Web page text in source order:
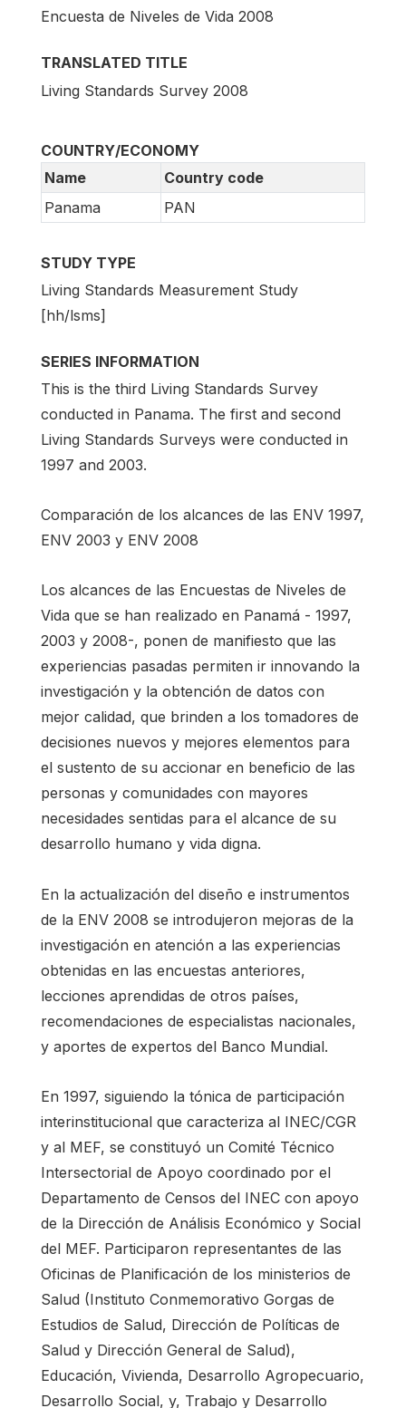
Encuesta de Niveles de Vida 2008
TRANSLATED TITLE
Living Standards Survey 2008
COUNTRY/ECONOMY
Name
Country code
Panama
PAN
STUDY TYPE
Living Standards Measurement Study
[hh/lsms]
SERIES INFORMATION
This is the third Living Standards Survey
conducted in Panama. The first and second
Living Standards Surveys were conducted in
1997 and 2003.
Comparación de los alcances de las ENV 1997,
ENV 2003 y ENV 2008
Los alcances de las Encuestas de Niveles de
Vida que se han realizado en Panamá - 1997,
2003 y 2008-, ponen de manifiesto que las
experiencias pasadas permiten ir innovando la
investigación y la obtención de datos con
mejor calidad, que brinden a los tomadores de
decisiones nuevos y mejores elementos para
el sustento de su accionar en beneficio de las
personas y comunidades con mayores
necesidades sentidas para el alcance de su
desarrollo humano y vida digna.
En la actualización del diseño e instrumentos
de la ENV 2008 se introdujeron mejoras de la
investigación en atención a las experiencias
obtenidas en las encuestas anteriores,
lecciones aprendidas de otros países,
recomendaciones de especialistas nacionales,
y aportes de expertos del Banco Mundial.
En 1997, siguiendo la tónica de participación
interinstitucional que caracteriza al INEC/CGR
y al MEF, se constituyó un Comité Técnico
Intersectorial de Apoyo coordinado por el
Departamento de Censos del INEC con apoyo
de la Dirección de Análisis Económico y Social
del MEF. Participaron representantes de las
Oficinas de Planificación de los ministerios de
Salud (Instituto Conmemorativo Gorgas de
Estudios de Salud, Dirección de Políticas de
Salud y Dirección General de Salud),
Educación, Vivienda, Desarrollo Agropecuario,
Desarrollo Social, y, Trabajo y Desarrollo